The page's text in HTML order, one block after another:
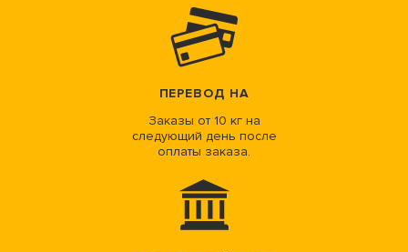
ПЕРЕВОД НА
Заказы от 10 кг на
следующий день после
оплаты заказа.